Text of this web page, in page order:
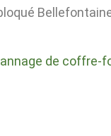
de coffre-